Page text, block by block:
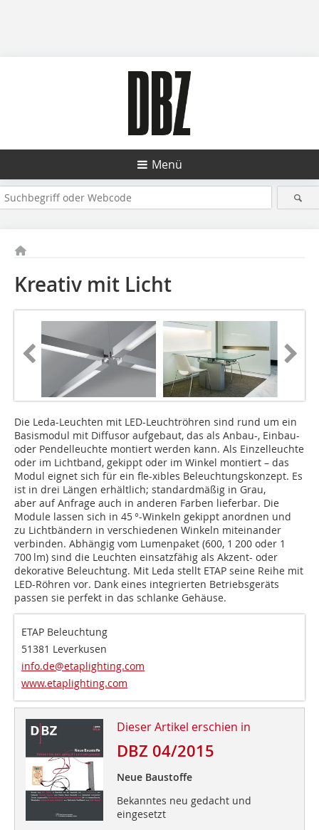
Menü
Kreativ mit Licht
Die Leda-Leuchten mit LED-Leuchtröhren sind rund um ein
Basismodul mit Diffusor aufgebaut, das als Anbau-, Einbau-
oder Pendelleuchte montiert werden kann. Als Einzelleuchte
oder im Lichtband, gekippt oder im Winkel montiert – das
Modul eignet sich für ein fle-xibles Beleuchtungskonzept. Es
ist in drei Längen erhältlich; standardmäßig in Grau,
aber auf Anfrage auch in anderen Farben lieferbar. Die
Module lassen sich in 45 °-Winkeln gekippt anordnen und
zu Lichtbändern in verschiedenen Winkeln miteinander
verbinden. Abhängig vom Lumenpaket (600, 1 200 oder 1
700 lm) sind die Leuchten einsatzfähig als Akzent- oder
dekorative Beleuchtung. Mit Leda stellt ETAP seine Reihe mit
LED-Röhren vor. Dank eines integrierten Betriebsgeräts
passen sie perfekt in das schlanke Gehäuse.
ETAP Beleuchtung
51381 Leverkusen
info.de@etaplighting.com
www.etaplighting.com
Dieser Artikel erschien in
DBZ 04/2015
Neue Baustoffe
Bekanntes neu gedacht und
eingesetzt